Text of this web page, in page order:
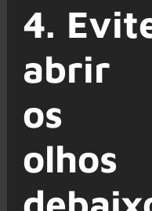
4.
abrir
os
olhos